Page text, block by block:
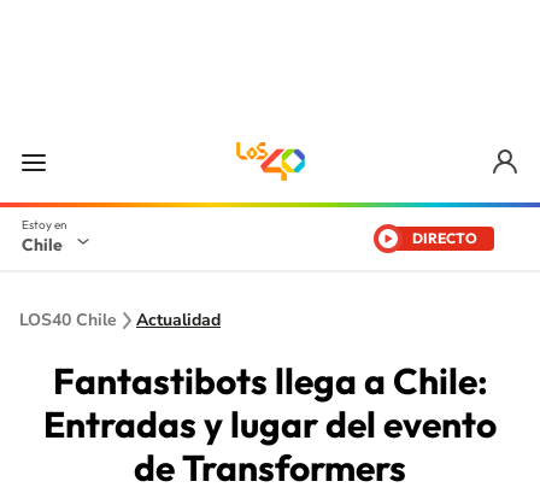
Chile DIRECTO
LOS40 Chile Actualidad
Fantastibots llega a Chile:
Entradas y lugar del evento
de Transformers